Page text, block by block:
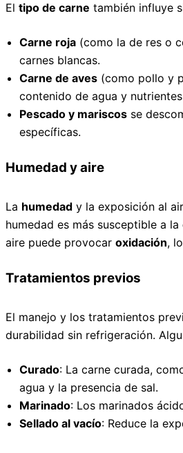
El tipo de carne también influye
Carne roja (como la de res o
carnes blancas.
Carne de aves (como pollo y
contenido de agua y
Pescado y mariscos se
específicas.
Humedad y aire
La humedad y la exposición al
humedad es más susceptible a la
aire puede provocar oxidación,
Tratamientos previos
El manejo y los tratamientos
durabilidad sin refrigeración.
Curado: La carne curada,
agua y la presencia de sal.
Marinado: Los marinados
Sellado al vacío: Reduce la